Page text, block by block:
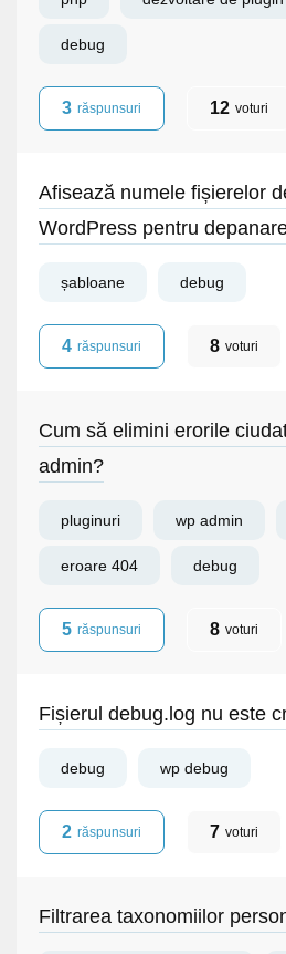
debug
3 răspunsuri 12 voturi
Afisează numele fișierelor
WordPress pentru
șabloane debug
4 răspunsuri 8 voturi
Cum să elimini erorile
admin?
pluginuri wp admin
eroare 404 debug
5 răspunsuri 8 voturi
Fișierul debug.log nu este
debug wp debug
2 răspunsuri 7 voturi
Filtrarea taxonomiilor